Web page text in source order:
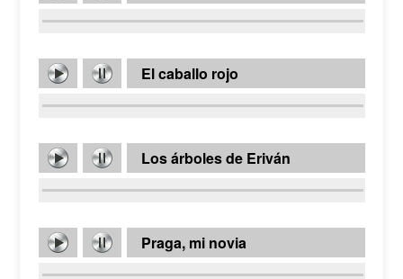
El caballo rojo
Los árboles de Eriván
Praga, mi novia